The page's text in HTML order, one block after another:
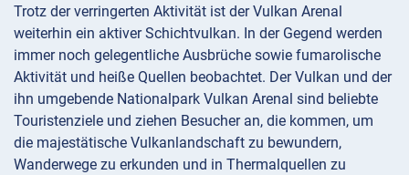
Trotz der verringerten Aktivität ist der Vulkan Arenal
weiterhin ein aktiver Schichtvulkan. In der Gegend werden
immer noch gelegentliche Ausbrüche sowie fumarolische
Aktivität und heiße Quellen beobachtet. Der Vulkan und der
ihn umgebende Nationalpark Vulkan Arenal sind beliebte
Touristenziele und ziehen Besucher an, die kommen, um
die majestätische Vulkanlandschaft zu bewundern,
Wanderwege zu erkunden und in Thermalquellen zu